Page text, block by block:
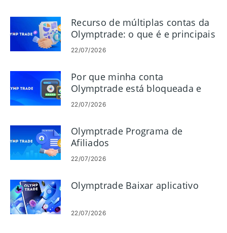
Recurso de múltiplas contas da
Olymptrade: o que é e principais
benefícios
22/07/2026
Por que minha conta
Olymptrade está bloqueada e
como evitá-la
22/07/2026
Olymptrade Programa de
Afiliados
22/07/2026
Olymptrade Baixar aplicativo
22/07/2026